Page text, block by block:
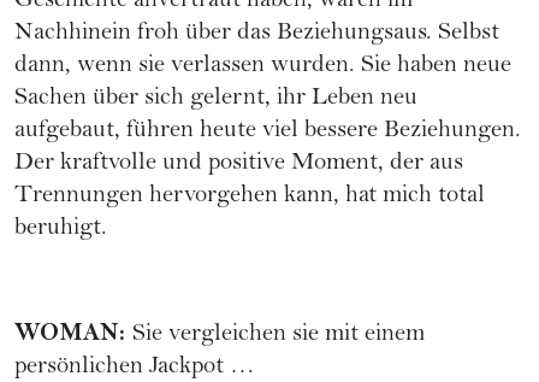
Nachhinein froh über das Beziehungsaus. Selbst
dann, wenn sie verlassen wurden. Sie haben neue
Sachen über sich gelernt, ihr Leben neu
aufgebaut, führen heute viel bessere Beziehungen.
Der kraftvolle und positive Moment, der aus
Trennungen hervorgehen kann, hat mich total
beruhigt.
WOMAN: Sie vergleichen sie mit einem
persönlichen Jackpot …